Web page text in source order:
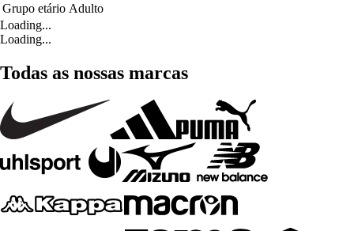
Grupo etário Adulto
Loading...
Loading...
Todas as nossas marcas